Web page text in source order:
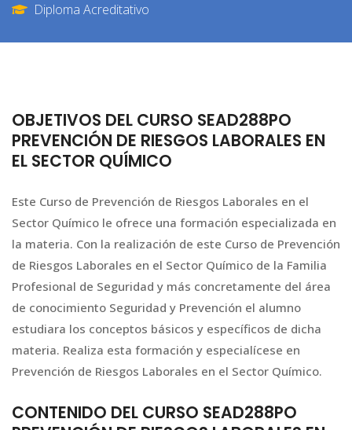
Diploma Acreditativo
OBJETIVOS DEL CURSO SEAD288PO
PREVENCIÓN DE RIESGOS LABORALES EN
EL SECTOR QUÍMICO
Este Curso de Prevención de Riesgos Laborales en el
Sector Químico le ofrece una formación especializada en
la materia. Con la realización de este Curso de Prevención
de Riesgos Laborales en el Sector Químico de la Familia
Profesional de Seguridad y más concretamente del área
de conocimiento Seguridad y Prevención el alumno
estudiara los conceptos básicos y específicos de dicha
materia. Realiza esta formación y especialícese en
Prevención de Riesgos Laborales en el Sector Químico.
CONTENIDO DEL CURSO SEAD288PO